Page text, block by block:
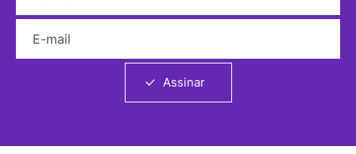
Assinar